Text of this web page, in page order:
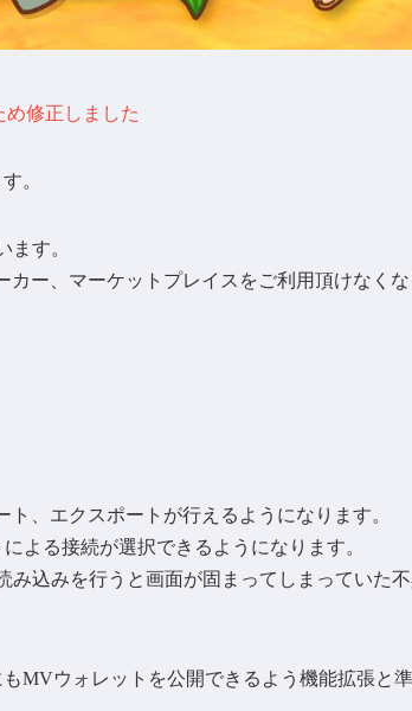
修正しました
。
ます。
ー、マーケットプレイスをご利用頂けなくな
ト、エクスポートが行えるようになります。
よる接続が選択できるようになります。
込みを行うと画面が固まってしまっていた
MVウォレットを公開できるよう機能拡張と